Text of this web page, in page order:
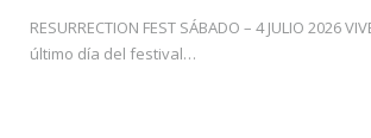
RESURRECTION FEST SÁBADO – 4 JULIO 2026
último día del festival…